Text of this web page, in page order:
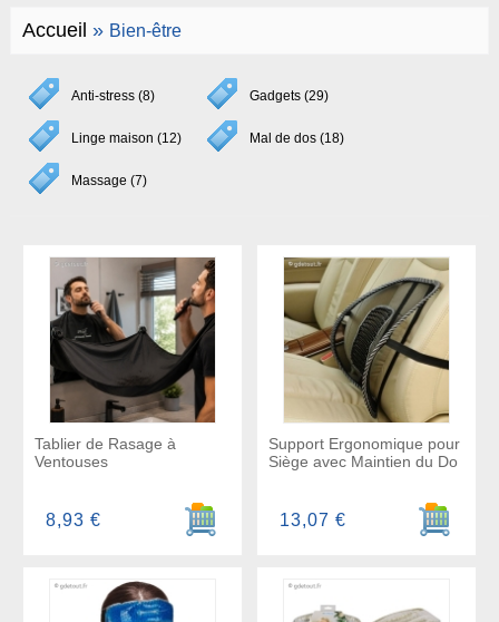
Accueil » Bien-être
Anti-stress (8) Gadgets (29)
Linge maison (12) Mal de dos (18)
Massage (7)
Tablier de Rasage à
Ventouses
Ajouter au panier
8,93 €
Support Ergonomique pour
Siège avec Maintien du Do
Ajouter
13,07 €